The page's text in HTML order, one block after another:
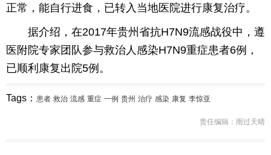
游
游
讯
财
富
文
正常，能自行进食，已转入当地医院进行康复治疗。
据介绍，在2017年贵州省抗H7N9流感战役中，遵
医附院专家团队参与救治人感染H7N9重症患者6例，
已顺利康复出院5例。
Tags： 患者 救治 流感 重症 一例 贵州 治疗 感染 康复 李惊亚
责任编辑：雨过天晴